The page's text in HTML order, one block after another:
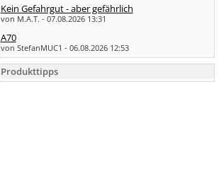
Kein Gefahrgut - aber gefährlich
von M.A.T. - 07.08.2026 13:31
A70
von StefanMUC1 - 06.08.2026 12:53
Produkttipps